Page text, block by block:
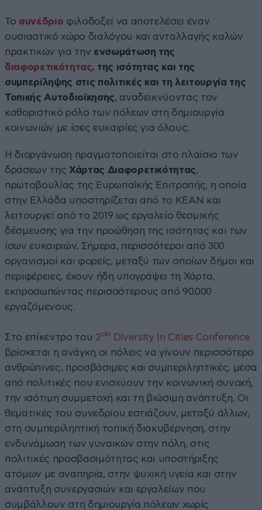
Το συνέδριο φιλοδοξεί να αποτελέσει έναν
ουσιαστικό χώρο διαλόγου και ανταλλαγής καλών
πρακτικών για την ενσωμάτωση της
διαφορετικότητας, της ισότητας και της
συμπερίληψης στις πολιτικές και τη λειτουργία της
Τοπικής Αυτοδιοίκησης, αναδεικνύοντας τον
καθοριστικό ρόλο των πόλεων στη δημιουργία
κοινωνιών με ίσες ευκαιρίες για όλους.
Η διοργάνωση πραγματοποιείται στο πλαίσιο των
δράσεων της Χάρτας Διαφορετικότητας,
πρωτοβουλίας της Ευρωπαϊκής Επιτροπής, η οποία
στην Ελλάδα υποστηρίζεται από το ΚΕΑΝ και
λειτουργεί από το 2019 ως εργαλείο θεσμικής
δέσμευσης για την προώθηση της ισότητας και των
ίσων ευκαιριών. Σήμερα, περισσότεροι από 300
οργανισμοί και φορείς, μεταξύ των οποίων δήμοι και
περιφέρειες, έχουν ήδη υπογράψει τη Χάρτα,
εκπροσωπώντας περισσότερους από 90.000
εργαζόμενους.
Στο επίκεντρο του 2ου
Diversity In Cities Conference
βρίσκεται η ανάγκη οι πόλεις να γίνουν περισσότερο
ανθρώπινες, προσβάσιμες και συμπεριληπτικές, μέσα
από πολιτικές που ενισχύουν την κοινωνική συνοχή,
την ισότιμη συμμετοχή και τη βιώσιμη ανάπτυξη. Οι
θεματικές του συνεδρίου εστιάζουν, μεταξύ άλλων,
στη συμπεριληπτική τοπική διακυβέρνηση, στην
ενδυνάμωση των γυναικών στην πόλη, στις
πολιτικές προσβασιμότητας και υποστήριξης
ατόμων με αναπηρία, στην ψυχική υγεία και στην
ανάπτυξη συνεργασιών και εργαλείων που
συμβάλλουν στη δημιουργία πόλεων χωρίς